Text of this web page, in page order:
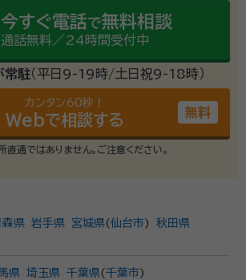
今すぐ電話で無料相談
通話無料／24時間受付中
常駐（平日9-19時/土日祝9-18時）
カンタン60秒！
Webで相談する 無料
通ではありません。ご注意ください。
森県 岩手県 宮城県(仙台市)
秋田県
県 埼玉県 千葉県(千葉市)